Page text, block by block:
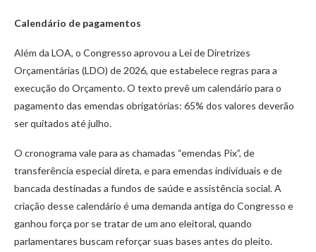
Calendário de pagamentos
Além da LOA, o Congresso aprovou a Lei de Diretrizes
Orçamentárias (LDO) de 2026, que estabelece regras para a
execução do Orçamento. O texto prevê um calendário para o
pagamento das emendas obrigatórias: 65% dos valores deverão
ser quitados até julho.
O cronograma vale para as chamadas “emendas Pix”, de
transferência especial direta, e para emendas individuais e de
bancada destinadas a fundos de saúde e assistência social. A
criação desse calendário é uma demanda antiga do Congresso e
ganhou força por se tratar de um ano eleitoral, quando
parlamentares buscam reforçar suas bases antes do pleito.